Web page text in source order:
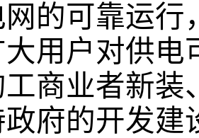
的可靠运行
用户对供电
商业者新装
府的开发建